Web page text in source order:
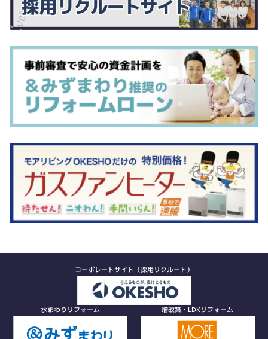
コーポレートサイト（採用リクルート）
水まわりリフォーム 増改築・LDKリフォーム